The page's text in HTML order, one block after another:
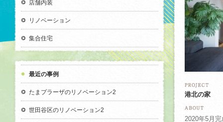
店舗内装
リノベーション
集合住宅
最近の事例
たまプラーザのリノベーション2
世田谷区のリノベーション2
港北の家
2020年5月